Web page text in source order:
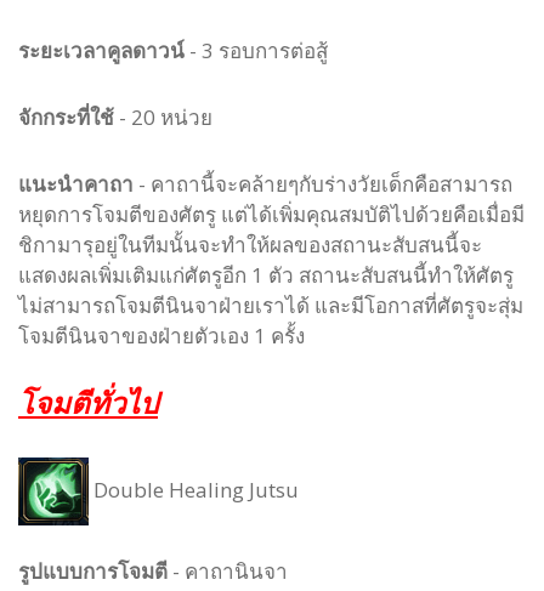
ระยะเวลาคูลดาวน์ - 3 รอบการต่อสู้
จักกระที่ใช้ - 20 หน่วย
แนะนำคาถา - คาถานี้จะคล้ายๆกับร่างวัยเด็กคือสามารถ
หยุดการโจมตีของศัตรู แต่ได้เพิ่มคุณสมบัติไปด้วยคือเมื่อมี
ชิกามารุอยู่ในทีมนั้นจะทำให้ผลของสถานะสับสนนี้จะ
แสดงผลเพิ่มเติมแก่ศัตรูอีก 1 ตัว สถานะสับสนนี้ทำให้ศัตรู
ไม่สามารถโจมตีนินจาฝ่ายเราได้ และมีโอกาสที่ศัตรูจะสุ่ม
โจมตีนินจาของฝ่ายตัวเอง 1 ครั้ง
โจมตีทั่วไป
Double Healing Jutsu
รูปแบบการโจมตี - คาถานินจา